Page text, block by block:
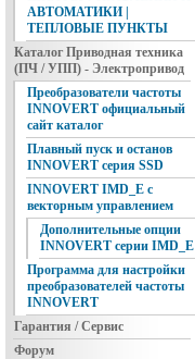
АВТОМАТИКИ |
ТЕПЛОВЫЕ ПУНКТЫ
Каталог Приводная техника
(ПЧ / УПП) - Электропривод
Преобразователи частоты
INNOVERT официальный
сайт каталог
Плавный пуск и останов
INNOVERT серия SSD
INNOVERT IMD_E с
векторным управлением
Дополнительные опции
INNOVERT серии IMD_E
Программа для настройки
преобразователей частоты
INNOVERT
Гарантия / Сервис
Форум